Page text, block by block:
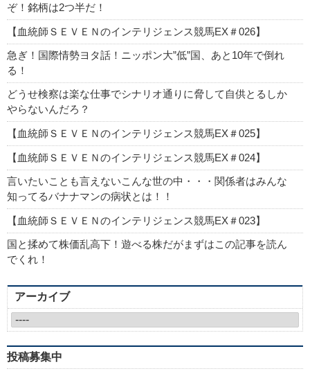
ぞ！銘柄は2つ半だ！
【血統師ＳＥＶＥＮのインテリジェンス競馬EX＃026】
急ぎ！国際情勢ヨタ話！ニッポン大”低”国、あと10年で倒れ
る！
どうせ検察は楽な仕事でシナリオ通りに脅して自供とるしか
やらないんだろ？
【血統師ＳＥＶＥＮのインテリジェンス競馬EX＃025】
【血統師ＳＥＶＥＮのインテリジェンス競馬EX＃024】
言いたいことも言えないこんな世の中・・・関係者はみんな
知ってるバナナマンの病状とは！！
【血統師ＳＥＶＥＮのインテリジェンス競馬EX＃023】
国と揉めて株価乱高下！遊べる株だがまずはこの記事を読ん
でくれ！
アーカイブ
投稿募集中